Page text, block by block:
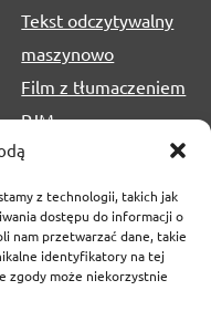
z technologii, takich jak
dostępu do informacji o
nam przetwarzać dane, takie
identyfikatory na tej
zgody może niekorzystnie
Tekst odczytywalny
maszynowo
Film z tłumaczeniem
PJM